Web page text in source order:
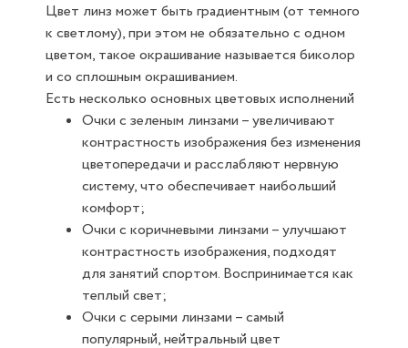
Цвет линз может быть градиентным (от темного
к светлому), при этом не обязательно с одном
цветом, такое окрашивание называется биколор
и со сплошным окрашиванием.
Есть несколько основных цветовых исполнений
Очки с зеленым линзами – увеличивают
контрастность изображения без изменения
цветопередачи и расслабляют нервную
систему, что обеспечивает наибольший
комфорт;
Очки с коричневыми линзами – улучшают
контрастность изображения, подходят
для занятий спортом. Воспринимается как
теплый свет;
Очки с серыми линзами – самый
популярный, нейтральный цвет